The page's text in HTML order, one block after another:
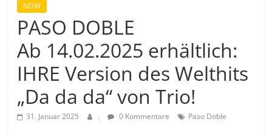
NDW
PASO DOBLE
Ab 14.02.2025 erhältlich:
IHRE Version des Welthits
„Da da da“ von Trio!
31. Januar 2025 . 0 Kommentare Paso Doble